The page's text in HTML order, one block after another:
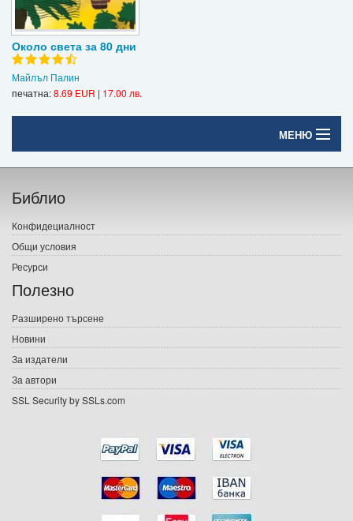
Вход
Регистрация
Около света за 80 дни
Майлъл Палин
печатна:8.69 EUR | 17.00 лв.
МЕНЮ
Начало
Печатни книги
Електронни книги
Е-списания
Подаръци
Ваучери
Библио
Конфидециалност
Общи условия
Ресурси
Полезно
Разширено търсене
Новини
За издатели
За автори
SSL Security by SSLs.com